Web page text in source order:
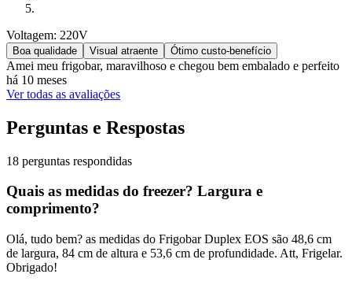
Voltagem: 220V
Boa qualidade Visual atraente Ótimo custo-benefício
Amei meu frigobar, maravilhoso e chegou bem embalado e perfeito
há 10 meses
Ver todas as avaliações
Perguntas e Respostas
18 perguntas respondidas
Quais as medidas do freezer? Largura e
comprimento?
Olá, tudo bem? as medidas do Frigobar Duplex EOS são 48,6 cm
de largura, 84 cm de altura e 53,6 cm de profundidade. Att, Frigelar.
Obrigado!